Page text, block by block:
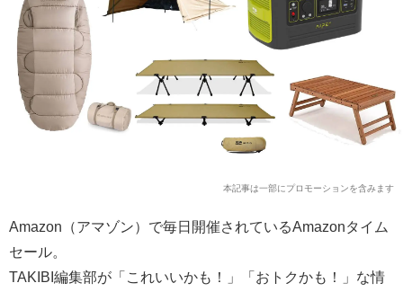
本記事は一部にプロモーションを含みます
Amazon（アマゾン）で毎日開催されているAmazonタイム
セール。
TAKIBI編集部が「これいいかも！」「おトクかも！」な情